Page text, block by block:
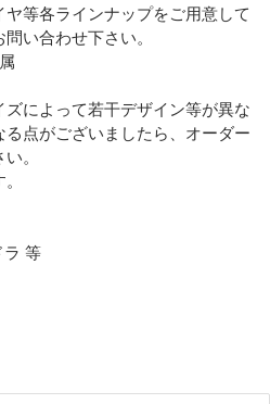
等各ラインナップをご用意して
い合わせ下さい。
によって若干デザイン等が異な
点がございましたら、オーダー
。
ラ 等